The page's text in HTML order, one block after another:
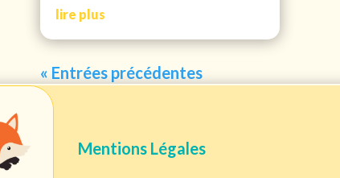
lire plus
« Entrées précédentes
Mentions Légales